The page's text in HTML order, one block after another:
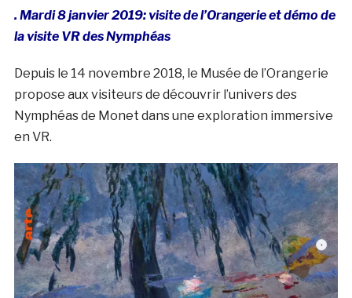
. Mardi 8 janvier 2019: visite de l’Orangerie et démo de
la visite VR des Nymphéas
Depuis le 14 novembre 2018, le Musée de l’Orangerie
propose aux visiteurs de découvrir l’univers des
Nymphéas de Monet dans une exploration immersive
en VR.